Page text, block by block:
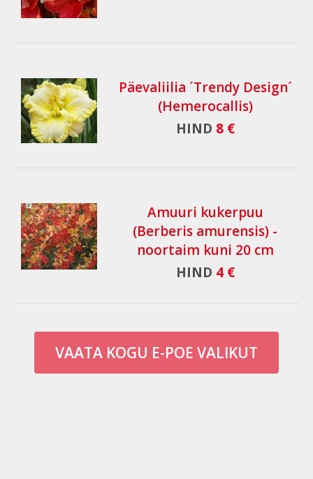
Päevaliilia ´Trendy Design´
(Hemerocallis)
HIND 8 €
Amuuri kukerpuu
(Berberis amurensis) -
noortaim kuni 20 cm
HIND 4 €
VAATA KOGU E-POE VALIKUT